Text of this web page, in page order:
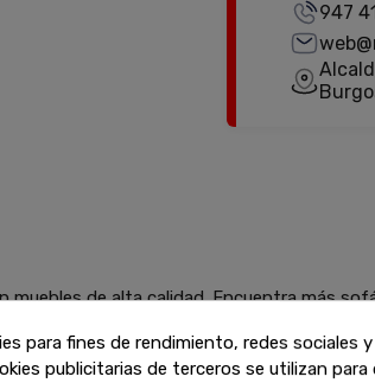
947
de alta calidad. Encuentra más
exclusivos antes de que se agoten!
para fines de rendimiento, redes sociales y
publicitarias de terceros se utilizan